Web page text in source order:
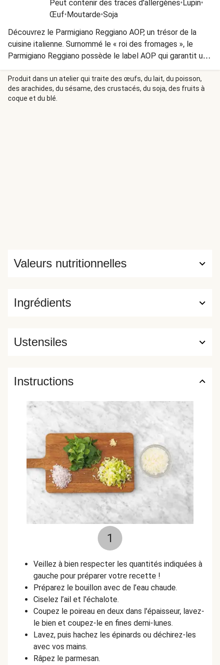
Peut contenir des traces d'allergènes•Lupin•
Œuf•Moutarde•Soja
Découvrez le Parmigiano Reggiano AOP, un trésor de la
cuisine italienne. Surnommé le « roi des fromages », le
Parmigiano Reggiano possède le label AOP qui garantit une
production authentique dans les provinces de Parme,
Reggio Emilia et Modène. Voyagez en Italie avec ce
fromage d'exception ! Le fromage utilisé dans ce plat
contient de la présure animale.
Produit dans un atelier qui traite des œufs, du lait, du poisson,
des arachides, du sésame, des crustacés, du soja, des fruits à
coque et du blé.
Ingrédients
Valeurs nutritionnelles
Ustensiles
Instructions
1
Veillez à bien respecter les quantités indiquées à
gauche pour préparer votre recette !
Préparez le bouillon avec de l’eau chaude.
Ciselez l’ail et l'échalote.
Coupez le poireau en deux dans l'épaisseur, lavez-
le bien et coupez-le en fines demi-lunes.
Lavez, puis hachez les épinards ou déchirez-les
avec vos mains.
Râpez le parmesan.